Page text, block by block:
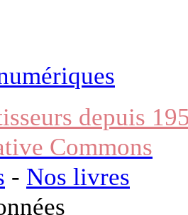
depuis
Commons
- Nos livres